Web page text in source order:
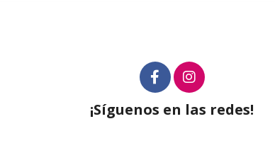
¡Síguenos en las redes!